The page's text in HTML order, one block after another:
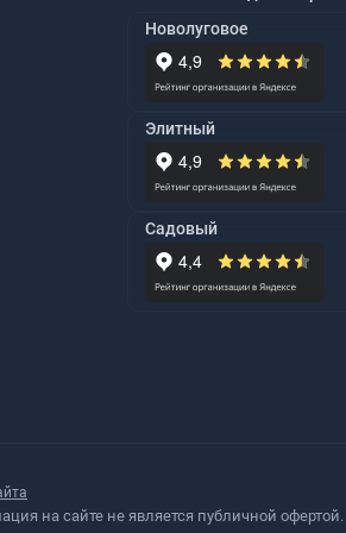
Новолуговое
Элитный
Садовый
на сайте не является публичной офертой.